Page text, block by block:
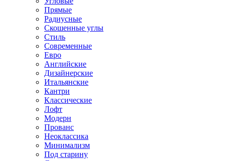
Прямые
Радиусные
Скошенные углы
Стиль
Современные
Евро
Английские
Дизайнерские
Итальянские
Кантри
Классические
Лофт
Модерн
Прованс
Неоклассика
Минимализм
Под старину